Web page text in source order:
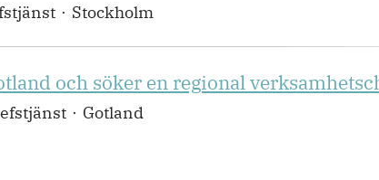
· Stockholm
och söker en regional
· Gotland